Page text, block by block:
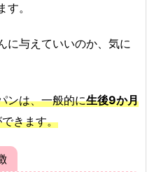
。
に与えていいのか、気に
ンは、一般的に生後9か月
きます。